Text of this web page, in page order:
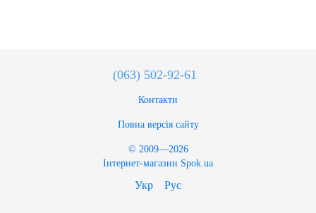
(063) 502-92-61
Контакти
Повна версія сайту
© 2009—2026
Інтернет-магазин Spok.ua
Укр Рус